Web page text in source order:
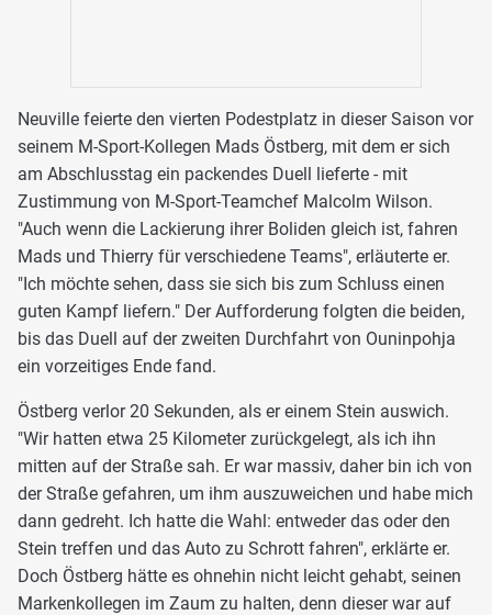
Neuville feierte den vierten Podestplatz in dieser Saison vor
seinem M-Sport-Kollegen Mads Östberg, mit dem er sich
am Abschlusstag ein packendes Duell lieferte - mit
Zustimmung von M-Sport-Teamchef Malcolm Wilson.
"Auch wenn die Lackierung ihrer Boliden gleich ist, fahren
Mads und Thierry für verschiedene Teams", erläuterte er.
"Ich möchte sehen, dass sie sich bis zum Schluss einen
guten Kampf liefern." Der Aufforderung folgten die beiden,
bis das Duell auf der zweiten Durchfahrt von Ouninpohja
ein vorzeitiges Ende fand.
Östberg verlor 20 Sekunden, als er einem Stein auswich.
"Wir hatten etwa 25 Kilometer zurückgelegt, als ich ihn
mitten auf der Straße sah. Er war massiv, daher bin ich von
der Straße gefahren, um ihm auszuweichen und habe mich
dann gedreht. Ich hatte die Wahl: entweder das oder den
Stein treffen und das Auto zu Schrott fahren", erklärte er.
Doch Östberg hätte es ohnehin nicht leicht gehabt, seinen
Markenkollegen im Zaum zu halten, denn dieser war auf